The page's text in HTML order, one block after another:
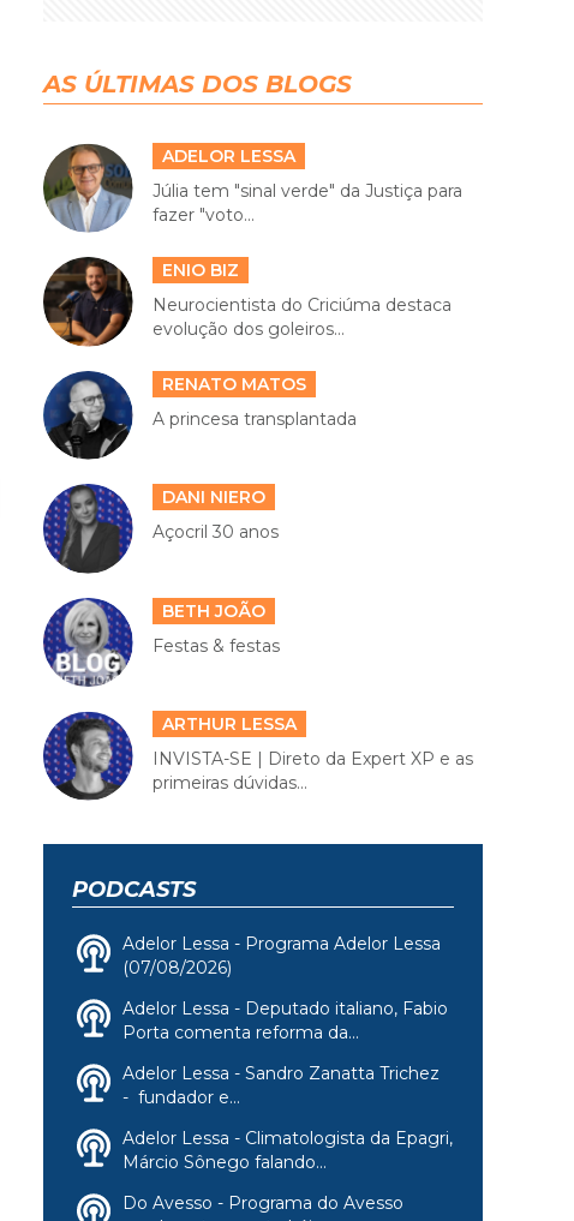
AS ÚLTIMAS DOS BLOGS
ADELOR LESSA
Júlia tem "sinal verde" da Justiça para
fazer "voto...
ENIO BIZ
Neurocientista do Criciúma destaca
evolução dos goleiros...
RENATO MATOS
A princesa transplantada
DANI NIERO
Açocril 30 anos
BETH JOÃO
Festas & festas
ARTHUR LESSA
INVISTA-SE | Direto da Expert XP e as
primeiras dúvidas...
PODCASTS
Adelor Lessa - Programa Adelor Lessa
(07/08/2026)
Adelor Lessa - Deputado italiano, Fabio
Porta comenta reforma da...
Adelor Lessa - Sandro Zanatta Trichez
- fundador e...
Adelor Lessa - Climatologista da Epagri,
Márcio Sônego falando...
Do Avesso - Programa do Avesso